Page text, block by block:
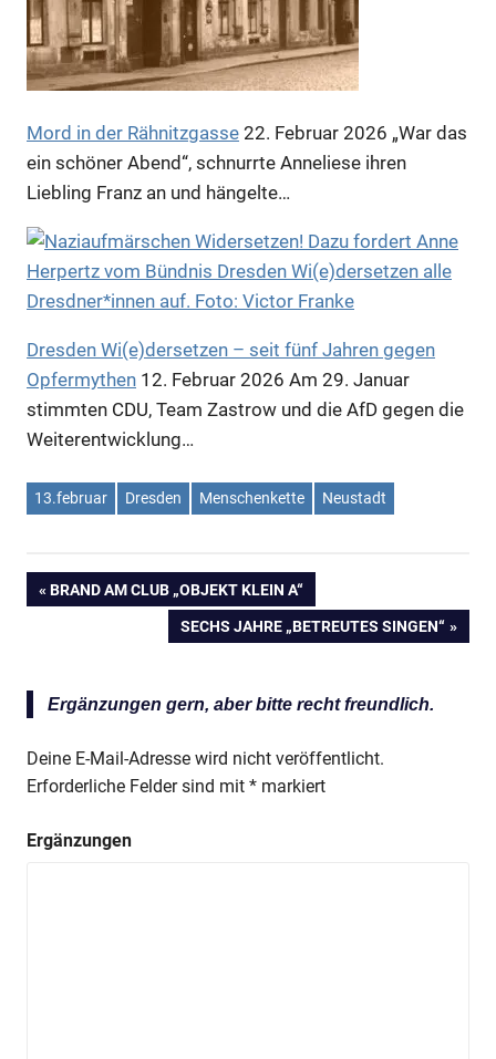
Anzeige
Anzeige
Mord in der Rähnitzgasse 22. Februar 2026 „War das
ein schöner Abend“, schnurrte Anneliese ihren
Liebling Franz an und hängelte…
Dresden Wi(e)dersetzen – seit fünf Jahren gegen
Opfermythen 12. Februar 2026 Am 29. Januar
stimmten CDU, Team Zastrow und die AfD gegen die
Weiterentwicklung…
13.februar Dresden Menschenkette Neustadt
Beitragsnavigation
VORHERIGER
BRAND AM CLUB „OBJEKT KLEIN A“
NÄCHSTER
SECHS JAHRE „BETREUTES SINGEN“
Ergänzungen gern, aber bitte recht freundlich.
Deine E-Mail-Adresse wird nicht veröffentlicht.
Erforderliche Felder sind mit * markiert
Ergänzungen